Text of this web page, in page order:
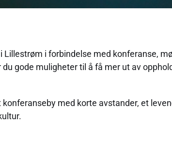
Lillestrøm i forbindelse med konferanse,
du gode muligheter til å få mer ut av
med korte avstander, et